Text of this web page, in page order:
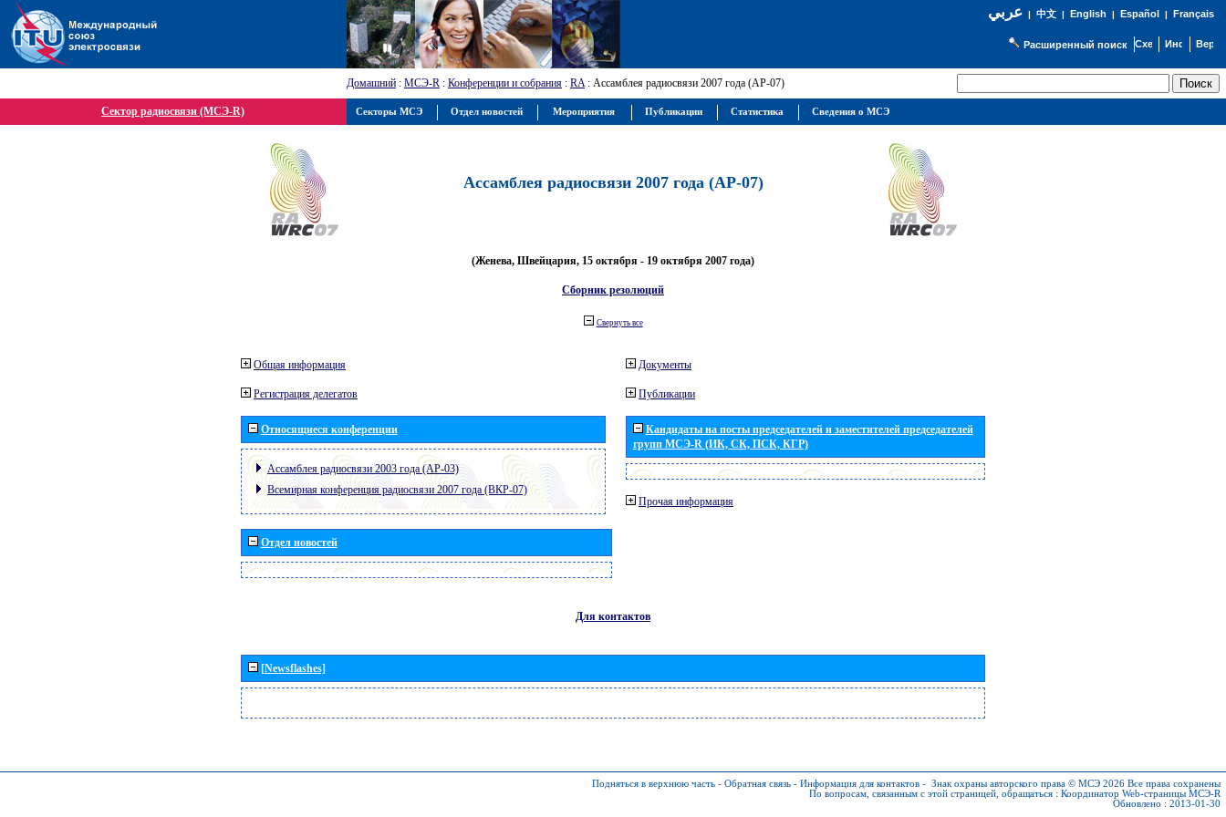
عربي| 中文| English | Español | Français
Расширенный поиск
Домашний : МСЭ-R : Конференции и собрания : RA: Ассамблея радиосвязи 2007 года (АР-07)
Сектор радиосвязи (МСЭ-R)
Ассамблея радиосвязи 2007 года (АР-07)
(Женева, Швейцария, 15 октября - 19 октября 2007 года)
Сборник резолюций
Свернуть все
Общая информация
Регистрация делегатов
Относящиеся конференции
Ассамблея радиосвязи 2003 года (АР-03)
Всемирная конференция радиосвязи 2007 года (ВКР-07)
Отдел новостей
Документы
Публикации
Кандидаты на посты председателей и заместителей председателей
групп МСЭ-R (ИК, СК, ПСК, КГР)
Прочая информация
Для контактов
[Newsflashes]
Подняться в верхнюю часть - Обратная связь - Информация для контактов - Знак охраны авторского права © МСЭ 2026 Все права сохранены
По вопросам, связанным с этой страницей, обращаться : Координатор Web-страницы МСЭ-R
Обновлено : 2013-01-30
Секторы МСЭ Отдел новостей Мероприятия Публикации Статистика Сведения о МСЭ